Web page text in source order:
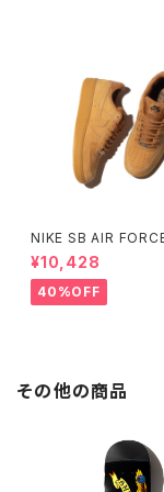
NIKE SB AIR
X" ナイキ エスビー エ
スワン フラックス ウ
517-200 Small Size
¥10,428
40%OFF
その他の商品